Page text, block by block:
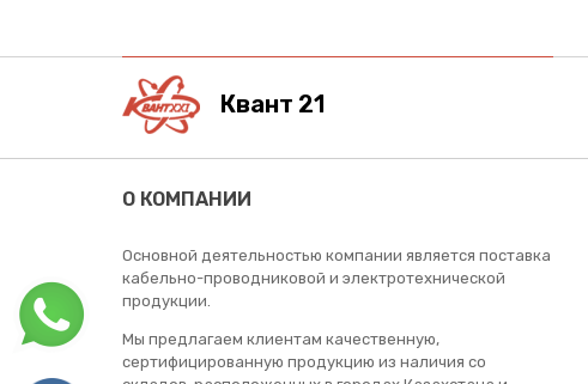
Квант 21
О КОМПАНИИ
Основной деятельностью компании является поставка
кабельно-проводниковой и электротехнической
продукции.
Мы предлагаем клиентам качественную,
сертифицированную продукцию из наличия со